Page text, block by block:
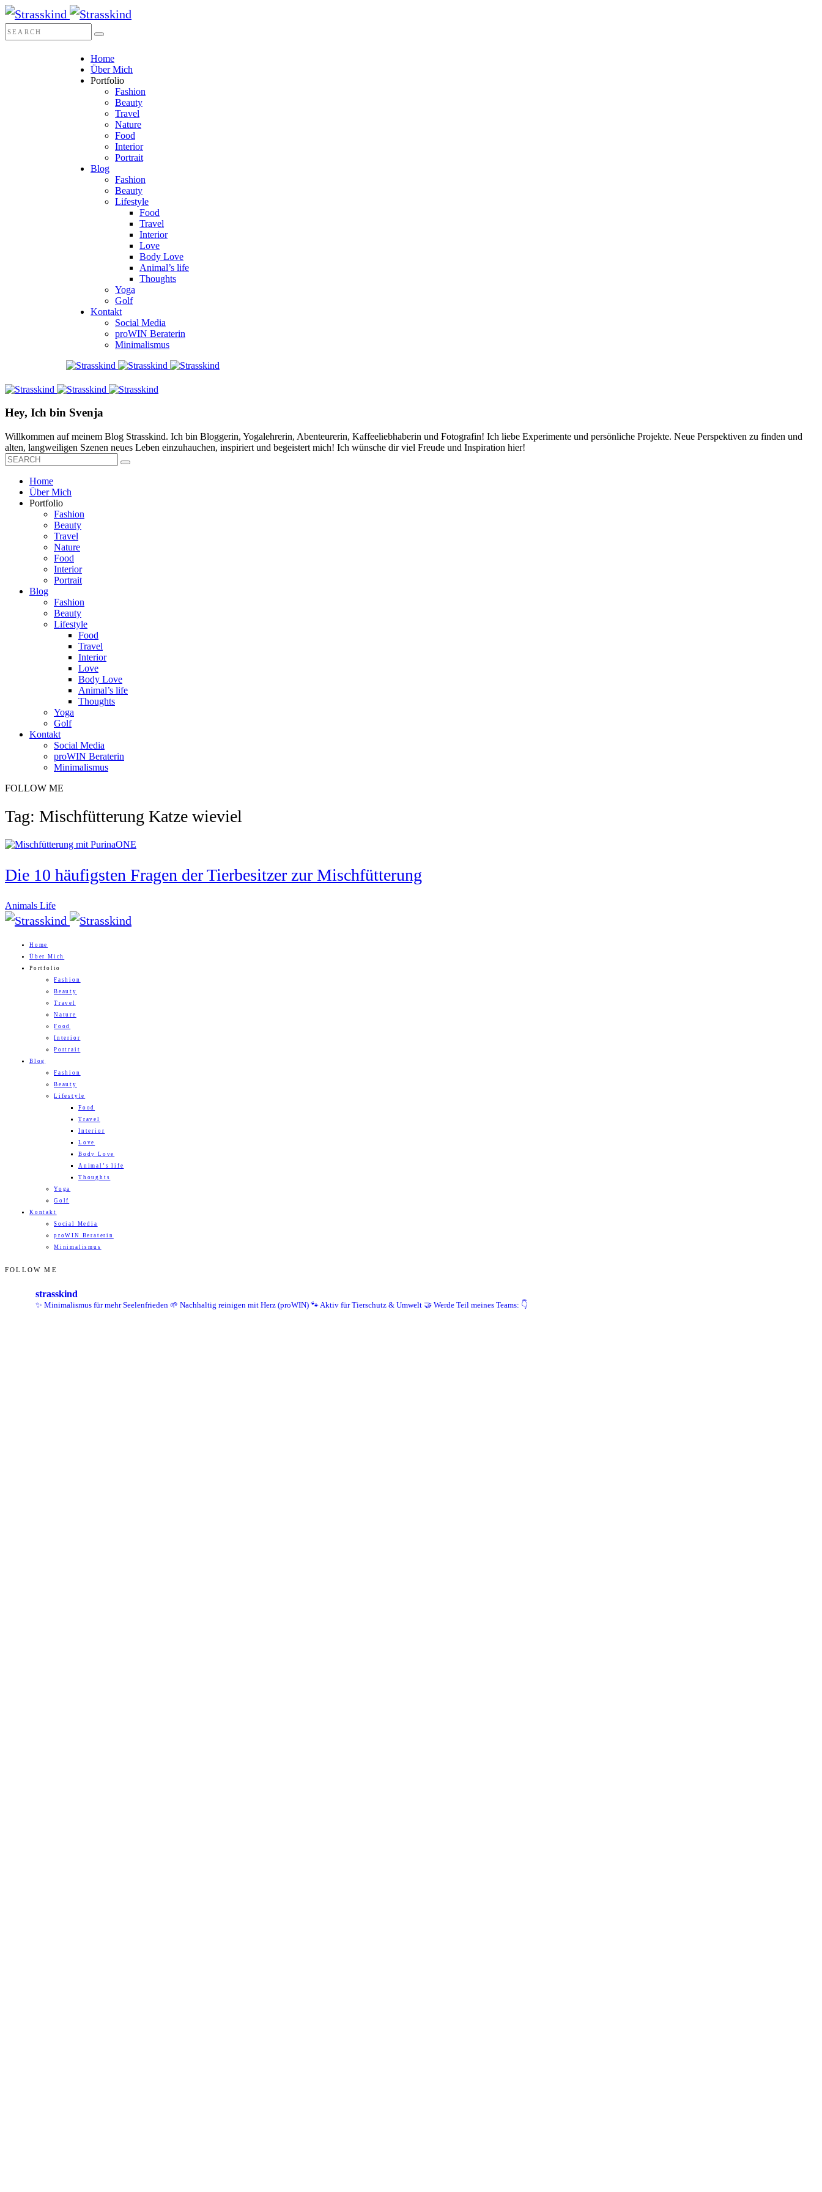
Home
Über Mich
Portfolio
Fashion
Beauty
Travel
Nature
Food
Interior
Portrait
Blog
Fashion
Beauty
Lifestyle
Food
Travel
Interior
Love
Body Love
Animal’s life
Thoughts
Yoga
Golf
Kontakt
Social Media
proWIN Beraterin
Minimalismus
Hey, Ich bin Svenja
Willkommen auf meinem Blog Strasskind. Ich bin Bloggerin, Yogalehrerin, Abenteurerin, Kaffeeliebhaberin und Fotografin! Ich liebe Experimente und persönliche Projekte. Neue Perspektiven zu finden und
alten, langweiligen Szenen neues Leben einzuhauchen, inspiriert und begeistert mich! Ich wünsche dir viel Freude und Inspiration hier!
Home
Über Mich
Portfolio
Fashion
Beauty
Travel
Nature
Food
Interior
Portrait
Blog
Fashion
Beauty
Lifestyle
Food
Travel
Interior
Love
Body Love
Animal’s life
Thoughts
Yoga
Golf
Kontakt
Social Media
proWIN Beraterin
Minimalismus
FOLLOW ME
Tag: Mischfütterung Katze wieviel
Die 10 häufigsten Fragen der Tierbesitzer zur Mischfütterung
Animals Life
Home
Über Mich
Portfolio
Fashion
Beauty
Travel
Nature
Food
Interior
Portrait
Blog
Fashion
Beauty
Lifestyle
Food
Travel
Interior
Love
Body Love
Animal’s life
Thoughts
Yoga
Golf
Kontakt
Social Media
proWIN Beraterin
Minimalismus
FOLLOW ME
strasskind
✨ Minimalismus für mehr Seelenfrieden 🌱 Nachhaltig reinigen mit Herz (proWIN) 🐾 Aktiv für Tierschutz & Umwelt 🤝 Werde Teil meines Teams: 👇